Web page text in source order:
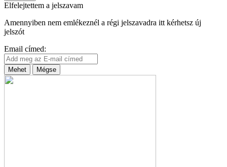
Elfelejtettem a jelszavam
Amennyiben nem emlékeznél a régi jelszavadra itt kérhetsz új
jelszót
Email címed:
Mehet Mégse